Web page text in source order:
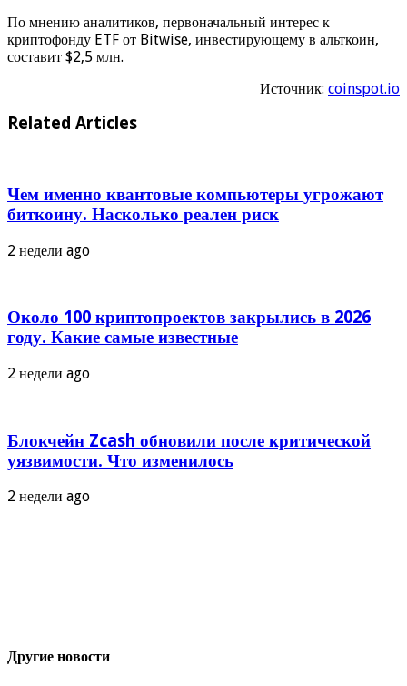
По мнению аналитиков, первоначальный интерес к
криптофонду ETF от Bitwise, инвестирующему в альткоин,
составит $2,5 млн.
Источник: coinspot.io
Related Articles
Чем именно квантовые компьютеры угрожают
биткоину. Насколько реален риск
2 недели ago
Около 100 криптопроектов закрылись в 2026
году. Какие самые известные
2 недели ago
Блокчейн Zcash обновили после критической
уязвимости. Что изменилось
2 недели ago
Другие новости